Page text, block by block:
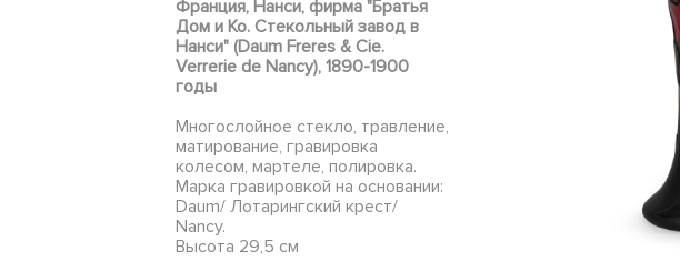
Франция, Нанси, фирма "Братья
Дом и Ко. Стекольный завод в
Нанси" (Daum Freres & Cie.
Verrerie de Nancy), 1890-1900
годы
Многослойное стекло, травление,
матирование, гравировка
колесом, мартеле, полировка.
Марка гравировкой на основании:
Daum/ Лотарингский крест/
Nancy.
Высота 29,5 см